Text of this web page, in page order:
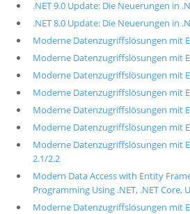
.NET 9.0 Update: Die Neuerungen in
.NET 8.0 Update: Die Neuerungen in
Moderne Datenzugriffslösungen mit
Moderne Datenzugriffslösungen mit
Moderne Datenzugriffslösungen mit
Moderne Datenzugriffslösungen mit
Moderne Datenzugriffslösungen mit
Moderne Datenzugriffslösungen mit
Moderne Datenzugriffslösungen mit
2.1/2.2
Modern Data Access with Entity
Programming Using .NET, .NET Core,
Moderne Datenzugriffslösungen mit